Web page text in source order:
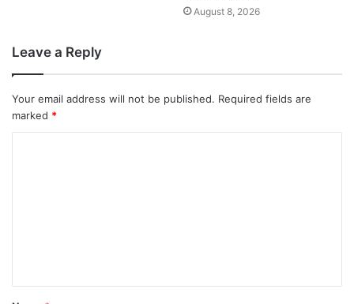
August 8, 2026
Leave a Reply
Your email address will not be published. Required fields are
marked *